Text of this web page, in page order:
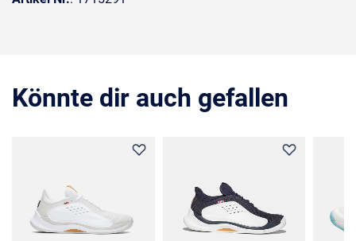
Könnte dir auch gefallen